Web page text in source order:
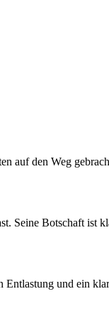
auf den Weg
Seine Botschaft ist
und ein